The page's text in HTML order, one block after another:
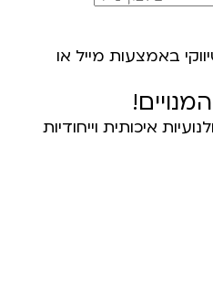
באמצעות מייל או
איכותית וייחודיות